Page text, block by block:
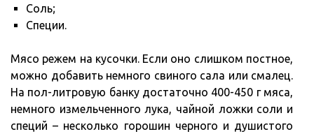
Соль;
Специи.
Мясо режем на кусочки. Если оно слишком постное,
можно добавить немного свиного сала или смалец.
На пол-литровую банку достаточно 400-450 г мяса,
немного измельченного лука, чайной ложки соли и
специй – несколько горошин черного и душистого